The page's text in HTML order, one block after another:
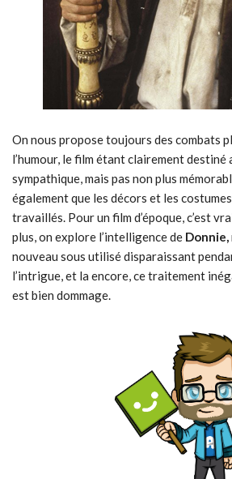
On nous propose toujours des combats
l’humour, le film étant clairement destiné
sympathique, mais pas non plus
également que les décors et les
travaillés. Pour un film d’époque, c’est
plus, on explore l’intelligence de Donnie,
nouveau sous utilisé disparaissant
l’intrigue, et la encore, ce traitement
est bien dommage.